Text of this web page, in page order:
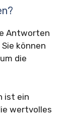
Antworten
können
die
ist ein
wertvolles